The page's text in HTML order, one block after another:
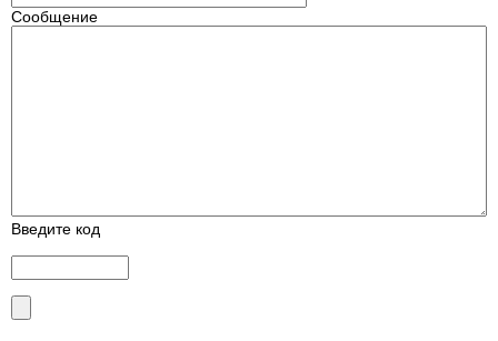
Сообщение
Введите код